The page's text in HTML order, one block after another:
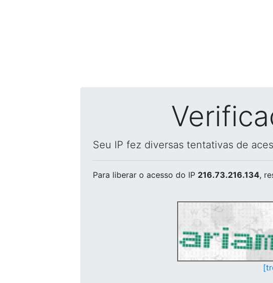
Seu IP fez diversas tentativas de
Para liberar o acesso do IP 216.73.216.134,